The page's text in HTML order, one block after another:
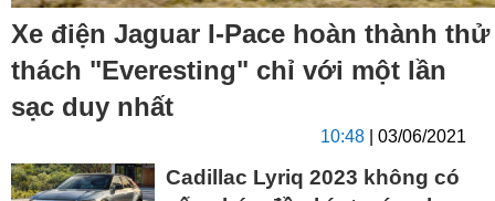
Xe điện Jaguar I-Pace hoàn thành thử
thách "Everesting" chỉ với một lần
sạc duy nhất
10:48 | 03/06/2021
Cadillac Lyriq 2023 không có